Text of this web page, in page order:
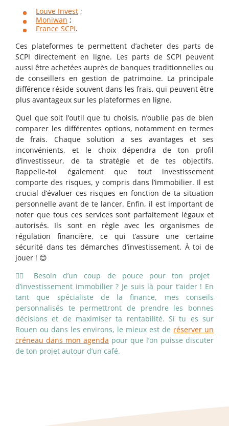
Louve Invest ;
Moniwan ;
France SCPI.
Ces plateformes te permettent d’acheter des parts de
SCPI directement en ligne. Les parts de SCPI peuvent
aussi être achetées auprès de banques traditionnelles ou
de conseillers en gestion de patrimoine. La principale
différence réside souvent dans les frais, qui peuvent être
plus avantageux sur les plateformes en ligne.
Quel que soit l’outil que tu choisis, n’oublie pas de bien
comparer les différentes options, notamment en termes
de frais. Chaque solution a ses avantages et ses
inconvénients, et le choix dépendra de ton profil
d’investisseur, de ta stratégie et de tes objectifs.
Rappelle-toi également que tout investissement
comporte des risques, y compris dans l’immobilier. Il est
crucial d’évaluer ces risques en fonction de ta situation
personnelle avant de te lancer. Enfin, il est important de
noter que tous ces services sont parfaitement légaux et
autorisés. Ils sont en règle avec les organismes de
régulation financière, ce qui t’assure une certaine
sécurité dans tes démarches d’investissement. À toi de
jouer ! 😊
👉🏻 Besoin d’un coup de pouce pour ton projet
d’investissement immobilier ? Je suis là pour t’aider ! En
tant que spécialiste de la finance, mes conseils
personnalisés te permettront de prendre les bonnes
décisions et de maximiser ta rentabilité. Si tu es sur
Rouen ou dans les environs, le mieux est de réserver un
créneau dans mon agenda pour que l’on puisse discuter
de ton projet autour d’un café.